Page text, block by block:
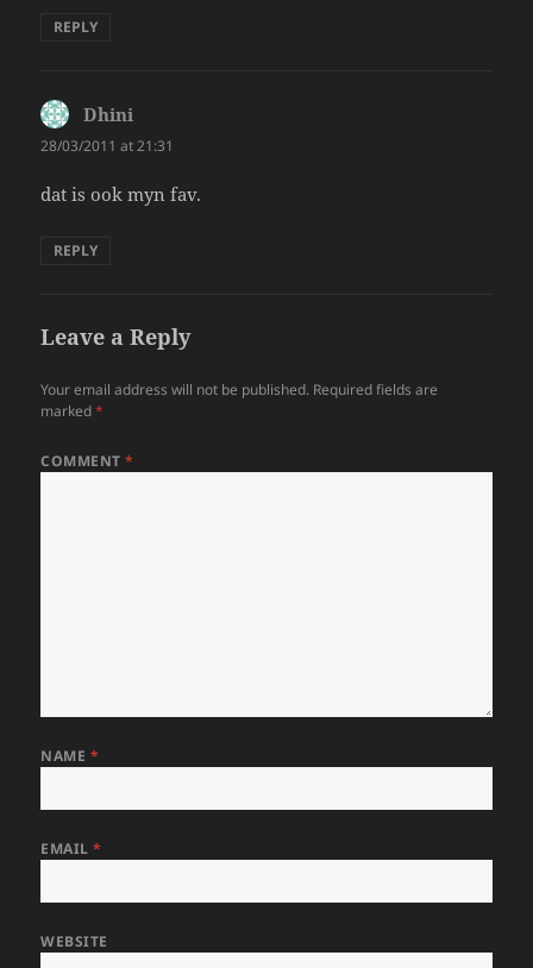
REPLY
Dhini
28/03/2011 at 21:31
dat is ook myn fav.
REPLY
Leave a Reply
Your email address will not be published. Required fields are
marked*
COMMENT*
NAME *
EMAIL*
WEBSITE